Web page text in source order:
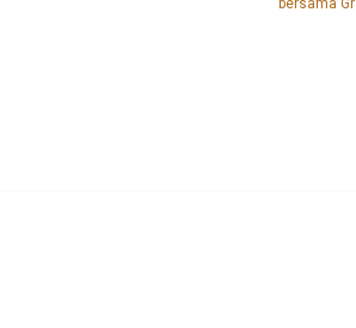
bersama